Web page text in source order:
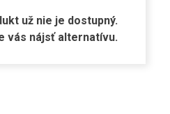
už nie je dostupný.
vás nájsť alternatívu.